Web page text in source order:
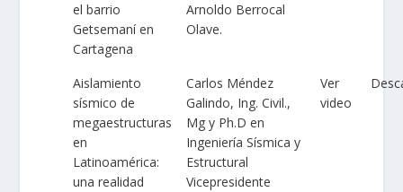
el barrio
Getsemaní en
Cartagena
Arnoldo Berrocal
Olave.
Aislamiento
sísmico de
megaestructuras
en
Latinoamérica:
una realidad
Carlos Méndez
Galindo, Ing. Civil.,
Mg y Ph.D en
Ingeniería Sísmica y
Estructural
Vicepresidente
Ver
video